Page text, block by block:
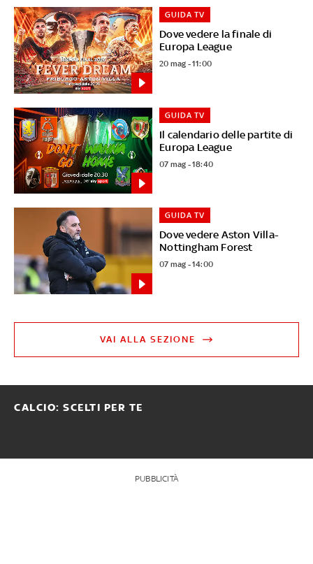
Dove vedere la finale di
Europa League
GUIDA TV
20 mag - 11:00
Il calendario delle partite di
Europa League
GUIDA TV
07 mag - 18:40
Dove vedere Aston Villa-
Nottingham Forest
GUIDA TV
07 mag - 14:00
VAI ALLA SEZIONE
CALCIO: SCELTI PER TE
PUBBLICITÀ